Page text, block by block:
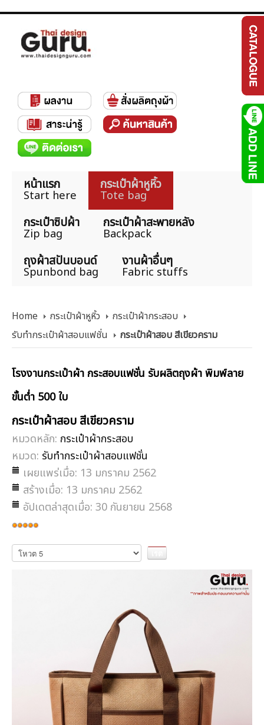
หน้าแรก
Start here
กระเป๋าผ้าหูหิ้ว
Tote bag
กระเป๋าซิปผ้า
Zip bag
กระเป๋าผ้าสะพายหลัง
Backpack
ถุงผ้าสปันบอนด์
Spunbond bag
งานผ้าอื่นๆ
Fabric stuffs
Home กระเป๋าผ้าหูหิ้ว
กระเป๋าผ้ากระสอบ
รับทำกระเป๋าผ้าสอบแฟชั่น
กระเป๋าผ้าสอบ สีเขียวคราม
โรงงานกระเป๋าผ้า กระสอบแฟชั่น รับผลิตถุงผ้า พิมพ์ลาย
ขั้นต่ำ 500 ใบ
กระเป๋าผ้าสอบ สีเขียวคราม
หมวดหลัก: กระเป๋าผ้ากระสอบ
หมวด: รับทำกระเป๋าผ้าสอบแฟชั่น
เผยแพร่เมื่อ: 13 มกราคม 2562
สร้างเมื่อ: 13 มกราคม 2562
อัปเดตล่าสุดเมื่อ: 30 กันยายน 2568
ให้
เรต
สมาชิก:5/5
กรุณา
ให้